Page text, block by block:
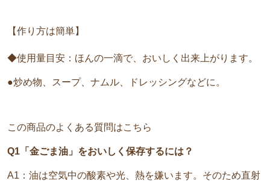
【作り方は簡単】
◆使用量目安：ほんの一滴で、おいしく出来上がります。
●炒め物、スープ、ナムル、ドレッシングなどに。
この商品のよくある質問はこちら
Q1「金ごま油」をおいしく保存するには？
A1：油は空気中の酸素や光、熱を嫌います。そのため直射